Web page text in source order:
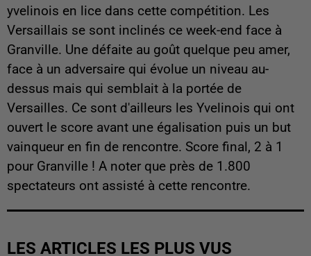
yvelinois en lice dans cette compétition. Les
Versaillais se sont inclinés ce week-end face à
Granville. Une défaite au goût quelque peu amer,
face à un adversaire qui évolue un niveau au-
dessus mais qui semblait à la portée de
Versailles. Ce sont d'ailleurs les Yvelinois qui ont
ouvert le score avant une égalisation puis un but
vainqueur en fin de rencontre. Score final, 2 à 1
pour Granville ! A noter que près de 1.800
spectateurs ont assisté à cette rencontre.
LES ARTICLES LES PLUS VUS